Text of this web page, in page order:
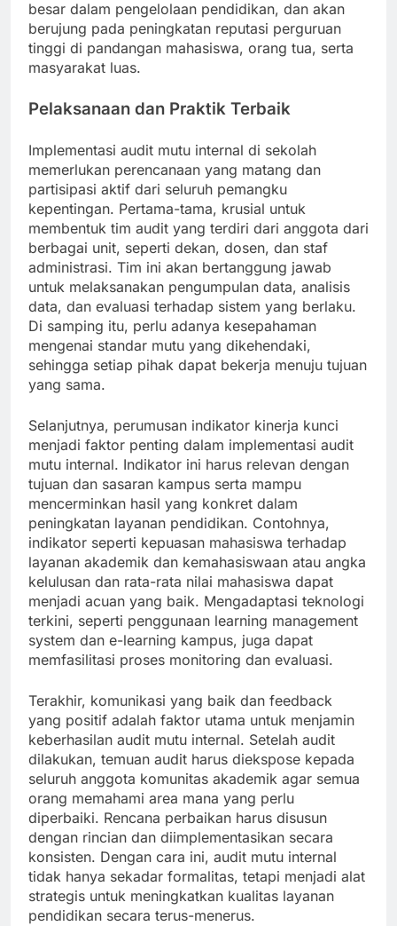
besar dalam pengelolaan pendidikan, dan akan
berujung pada peningkatan reputasi perguruan
tinggi di pandangan mahasiswa, orang tua, serta
masyarakat luas.
Pelaksanaan dan Praktik Terbaik
Implementasi audit mutu internal di sekolah
memerlukan perencanaan yang matang dan
partisipasi aktif dari seluruh pemangku
kepentingan. Pertama-tama, krusial untuk
membentuk tim audit yang terdiri dari anggota dari
berbagai unit, seperti dekan, dosen, dan staf
administrasi. Tim ini akan bertanggung jawab
untuk melaksanakan pengumpulan data, analisis
data, dan evaluasi terhadap sistem yang berlaku.
Di samping itu, perlu adanya kesepahaman
mengenai standar mutu yang dikehendaki,
sehingga setiap pihak dapat bekerja menuju tujuan
yang sama.
Selanjutnya, perumusan indikator kinerja kunci
menjadi faktor penting dalam implementasi audit
mutu internal. Indikator ini harus relevan dengan
tujuan dan sasaran kampus serta mampu
mencerminkan hasil yang konkret dalam
peningkatan layanan pendidikan. Contohnya,
indikator seperti kepuasan mahasiswa terhadap
layanan akademik dan kemahasiswaan atau angka
kelulusan dan rata-rata nilai mahasiswa dapat
menjadi acuan yang baik. Mengadaptasi teknologi
terkini, seperti penggunaan learning management
system dan e-learning kampus, juga dapat
memfasilitasi proses monitoring dan evaluasi.
Terakhir, komunikasi yang baik dan feedback
yang positif adalah faktor utama untuk menjamin
keberhasilan audit mutu internal. Setelah audit
dilakukan, temuan audit harus diekspose kepada
seluruh anggota komunitas akademik agar semua
orang memahami area mana yang perlu
diperbaiki. Rencana perbaikan harus disusun
dengan rincian dan diimplementasikan secara
konsisten. Dengan cara ini, audit mutu internal
tidak hanya sekadar formalitas, tetapi menjadi alat
strategis untuk meningkatkan kualitas layanan
pendidikan secara terus-menerus.